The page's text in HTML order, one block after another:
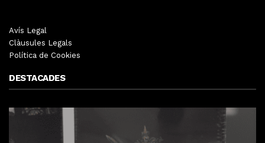
Avís Legal
Clàusules Legals
Política de Cookies
DESTACADES